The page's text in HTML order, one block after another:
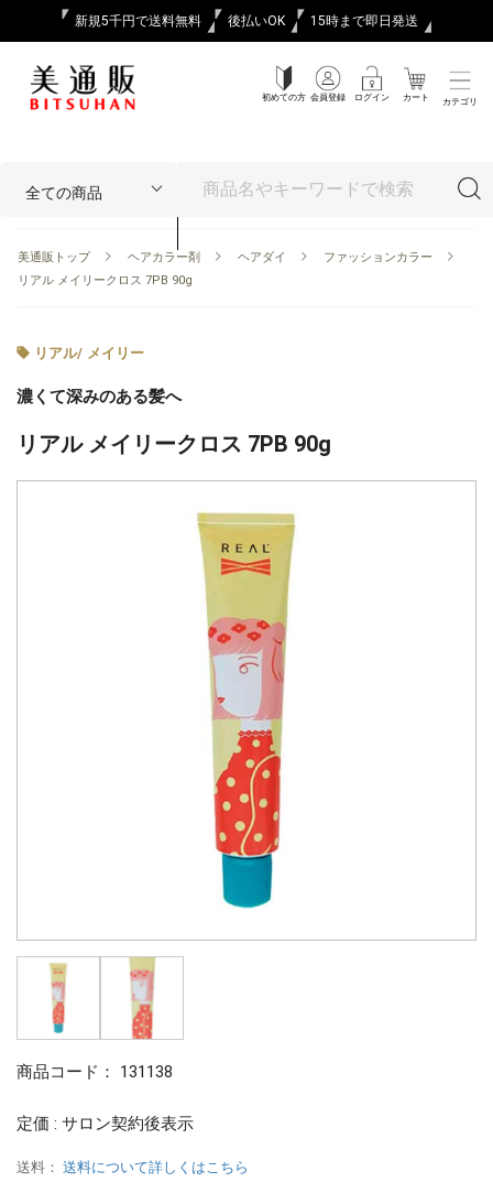
新規5千円で送料無料 後払いOK 15時まで即日発送
初めての方 会員登録 ログイン カート カテゴリ
美通販トップ ヘアカラー剤 ヘアダイ
ファッションカラー
リアル メイリークロス 7PB 90g
リアル/ メイリー
濃くて深みのある髪へ
リアル メイリークロス 7PB 90g
商品コード： 131138
定価 : サロン契約後表示
送料： 送料について詳しくはこちら